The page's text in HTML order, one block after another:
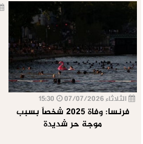
الثلاثاء 07/07/2026
فرنسا: وفاة 2025 شخصاً بسبب
موجة حر شديدة